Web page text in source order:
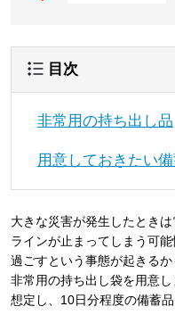
目次
非常用の持ち出し品
用意しておきたい
大きな災害が発生したとき
ラインが止まってしまう可
過ごすという事態が起きる
非常用の持ち出し袋を用意
想定し、10日分程度の備蓄